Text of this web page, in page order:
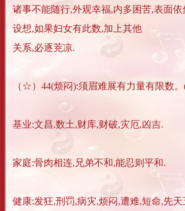
诸事不能随行,外观幸福,内多困苦,表面
设想,如果妇女有此数,加上其他
关系,必逐茺凉.
（☆）44(烦闷):须眉难展有力量有限数
基业:文昌,数土,财库,财破,灾厄,凶吉.
家庭:骨肉相连,兄弟不和,能忍则平和.
健康:发狂,刑罚,病灾,烦闷,遭难,短命,先